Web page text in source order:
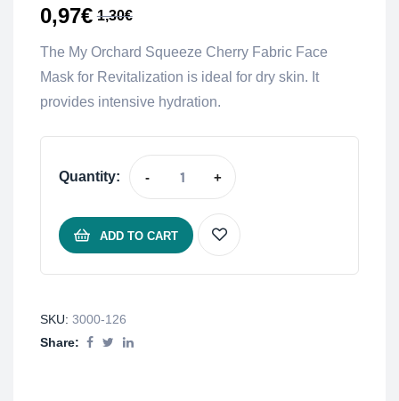
1,30€
0,97€
The My Orchard Squeeze Cherry Fabric Face
Mask for Revitalization is ideal for dry skin. It
provides intensive hydration.
Quantity: - +
ADD TO CART
SKU: 3000-126
Share: